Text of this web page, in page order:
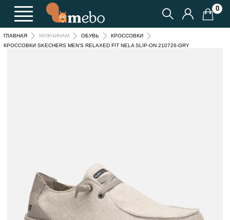
0
ГЛАВНАЯ МУЖЧИНАМ ОБУВЬ
КРОССОВКИ
КРОССОВКИ SKECHERS MEN'S RELAXED FIT NELA SLIP-ON 210726-GRY